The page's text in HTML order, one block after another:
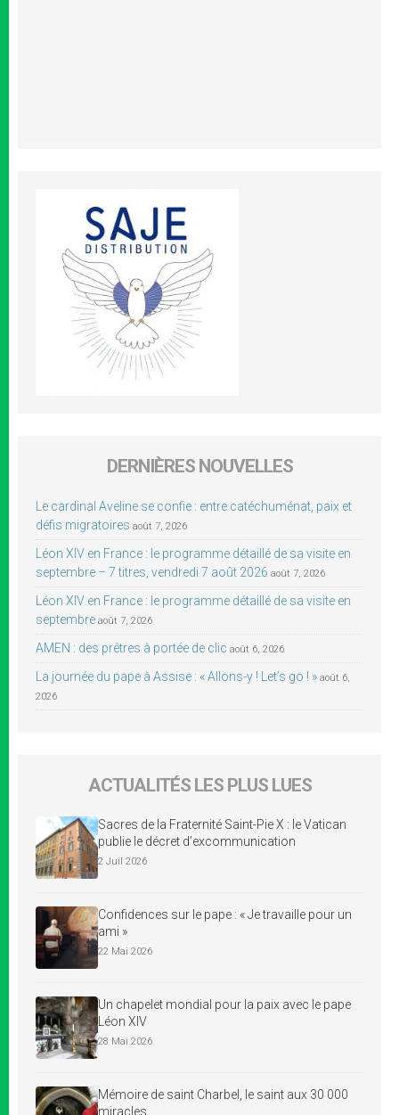
DERNIÈRES NOUVELLES
Le cardinal Aveline se confie : entre catéchuménat, paix et
défis migratoires août 7, 2026
Léon XIV en France : le programme détaillé de sa visite en
septembre – 7 titres, vendredi 7 août 2026 août 7, 2026
Léon XIV en France : le programme détaillé de sa visite en
septembre août 7, 2026
AMEN : des prêtres à portée de clic août 6, 2026
La journée du pape à Assise : « Allons-y ! Let’s go ! » août 6,
2026
ACTUALITÉS LES PLUS LUES
Sacres de la Fraternité Saint-Pie X : le Vatican
publie le décret d’excommunication
2 Juil 2026
Confidences sur le pape : « Je travaille pour un
ami »
22 Mai 2026
Un chapelet mondial pour la paix avec le pape
Léon XIV
28 Mai 2026
Mémoire de saint Charbel, le saint aux 30 000
miracles